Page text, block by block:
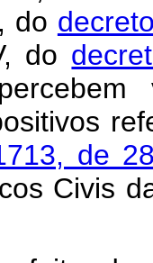
do
do
de
Civis